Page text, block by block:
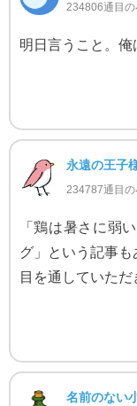
234806通目の
明日言うこと。
永遠の王子
234787通目の
「鶏は暑さに弱
グ」という記事
目を通していただ
名前のない